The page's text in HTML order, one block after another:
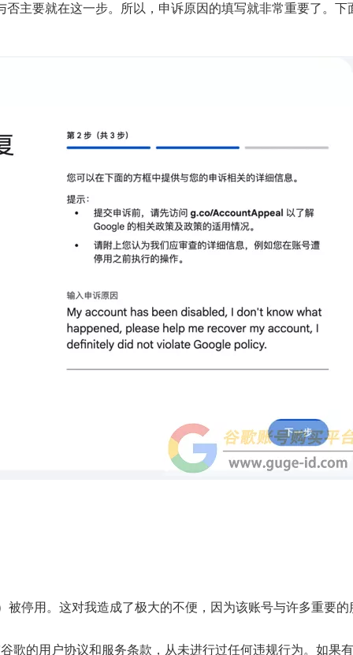
主要就在这一步。所以，申诉原因的填写就非常重要了。下
停用。这对我造成了极大的不便，因为该账号与许多重要的
歌的用户协议和服务条款，从未进行过任何违规行为。如果